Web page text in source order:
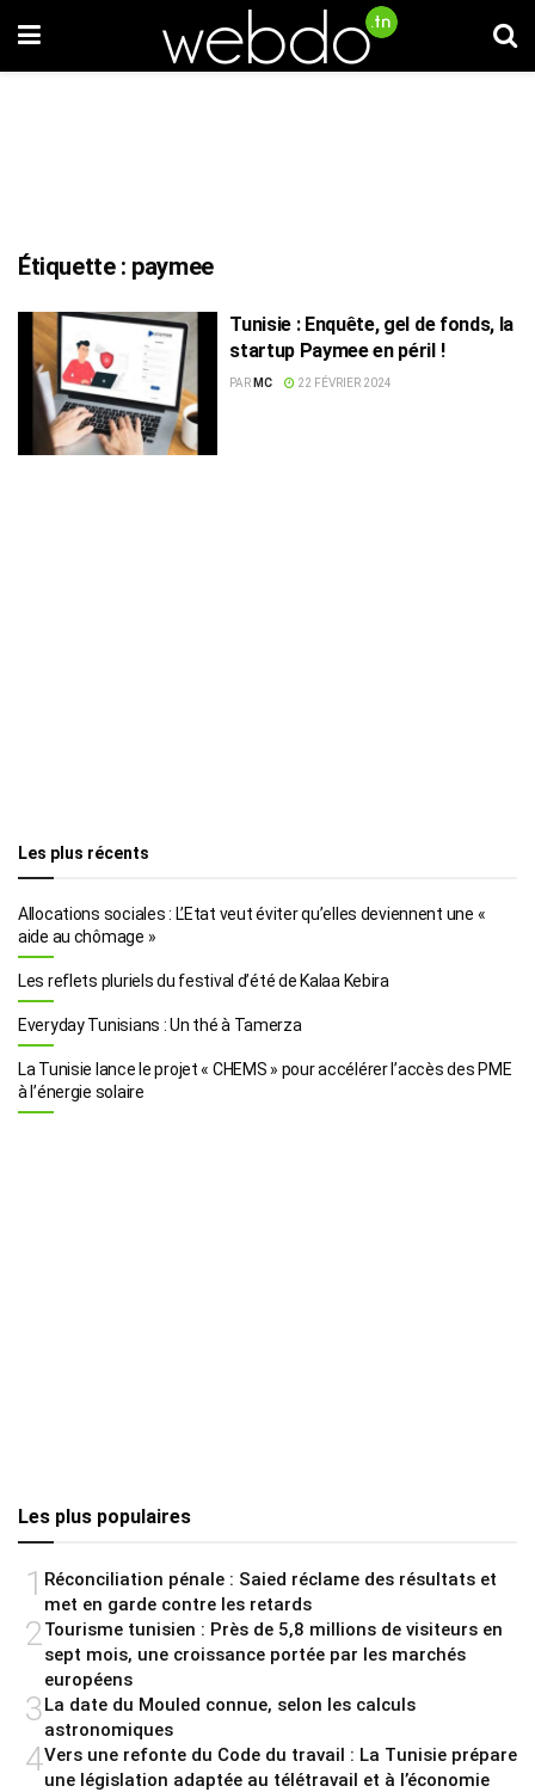
Étiquette : paymee
Tunisie : Enquête, gel de fonds, la
startup Paymee en péril !
PAR MC 22 FÉVRIER 2024
Les plus récents
Allocations sociales : L’Etat veut éviter qu’elles deviennent une «
aide au chômage »
Les reflets pluriels du festival d’été de Kalaa Kebira
Everyday Tunisians : Un thé à Tamerza
La Tunisie lance le projet « CHEMS » pour accélérer l’accès des PME
à l’énergie solaire
Les plus populaires
1 Réconciliation pénale : Saied réclame des résultats et
met en garde contre les retards
2 Tourisme tunisien : Près de 5,8 millions de visiteurs en
sept mois, une croissance portée par les marchés
européens
3La date du Mouled connue, selon les calculs
astronomiques
4Vers une refonte du Code du travail : La Tunisie prépare
une législation adaptée au télétravail et à l’économie